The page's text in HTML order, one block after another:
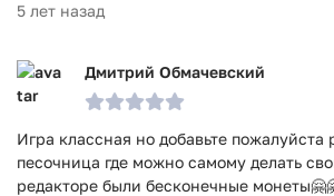
5 лет назад
Дмитрий Обмачевский
Игра классная но добавьте пожалуйста
песочница где можно самому делать
редакторе были бесконечные